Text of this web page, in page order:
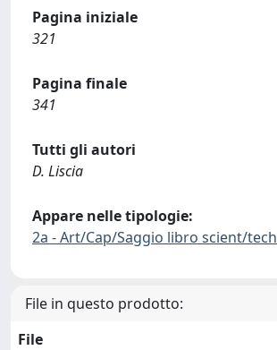
Pagina iniziale
321
Pagina finale
341
Tutti gli autori
D. Liscia
Appare nelle tipologie:
2a - Art/Cap/Saggio libro scient/tech
File in questo prodotto:
File